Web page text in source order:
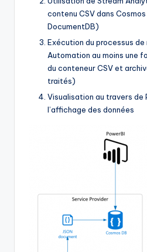
contenu CSV dans
DocumentDB)
Exécution du processus
Automation au moins une
du conteneur CSV et
traités)
Visualisation au travers de
l’affichage des données